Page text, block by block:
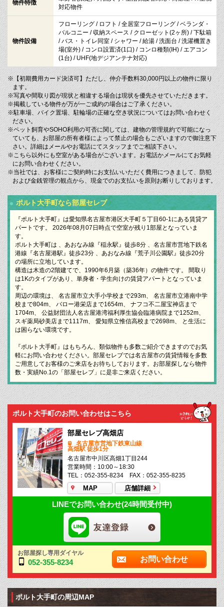
物件特徴
対応物件
物件設備
フローリング / ロフト / 全居室フローリング / ベランダ・
バルコニー / 収納スペース / クローゼット(2ヶ所) / 下駄箱
/ バス・トイレ同室 / シャワー / 給湯 / 洗面台 / 洗濯機置き
場(室外) / コンロ設置済(1口) / コンロ種類(IH) / エアコン
(1台) / UHF(地デジアンテナ対応)
※【初期費用カード決済可】ただし、仲介手数料30,000円以上の物件に限り
ます。
※写真や間取り図が現状と相違する場合は現状を優先させていただきます。
※掲載している物件が万が一ご成約の場合はご了承ください。
※駐車場、バイク置場、駐輪場の正確な空き状況についてはお問い合わせく
ださい。
※ペット飼育やSOHO利用の可否に関しては、建物の管理規約で可能になっ
ていても、お部屋の所有者様によって禁止の場合もございますので御注意下
さい。詳細はメールやお電話にてスタッフまでご相談下さい。
※こちら以外にも空室がある場合がございます。お電話かメールにてお気軽
にお問い合わせください。
※当社では、お客様にご契約時にお支払いいただく費用につきまして、防犯
および金銭管理の観点から、現金でのお支払いを原則お断りしております。
ポルト大手町なら部屋セレブ
『ポルト大手町』は愛知県名古屋市港区大手町５丁目60-1にある賃貸ア
パートです。 2026年08月07日時点で空室が残り1部屋となっていま
す。
ポルト大手町は 、あおなみ線『稲永駅』徒歩8分 、名古屋市営地下鉄名
港線『名古屋港駅』徒歩23分 、あおなみ線『荒子川公園駅』徒歩20分
の場所に立地しています。
構造は木造の2階建てで、1990年6月築（築36年）の物件です。 間取り
は1Kのタイプがあり、単身者・学生向けの賃貸アパートとなっていま
す。
周辺の環境は、 名古屋市立大手小学校まで293m、 名古屋市立港南中学
校まで804m、 バロー港栄店まで1654m、 ナフコ不二屋宝神店まで
1704m、 公益財団法人名古屋港湾福利厚生協会臨港病院まで1252m、
スギ薬局砂美店まで1117m、 愛知県立惟信高校まで2698m、 と生活に
は困らない環境です。
『ポルト大手町』はもちろん、類似物件も多数ご紹介できますのでお気
軽にお問い合わせください。部屋セレブでは名古屋市の賃貸情報を多数
ご用意してお客様のご来店をお待ちしております。お部屋探しなら物件
数・実績No.1の「部屋セレブ」に是非ご来店ください。
ポルト大手町のお問い合わせはこちら
部屋セレブ高畑店
名古屋市営地下鉄東山線
高畑駅 徒歩1分
名古屋市中川区高畑1丁目244
営業時間：10:00～18:30
TEL：052-355-8234 FAX：052-355-8235
MAP 店舗詳細
LINEでお問い合わせ(24時間受付中)
お部屋探し専用ダイヤル
052-355-8234 お問い合わせ
ポルト大手町の周辺MAP